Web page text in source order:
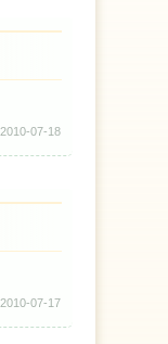
2010-07-18
2010-07-17